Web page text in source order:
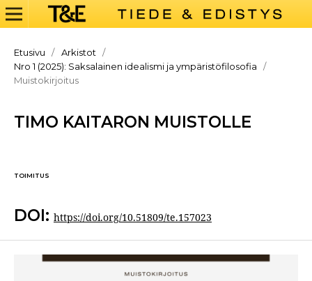
Etusivu / Arkistot
/
Nro 1 (2025): Saksalainen idealismi ja ympäristöfilosofia
/
Muistokirjoitus
TIMO KAITARON MUISTOLLE
TOIMITUS
DOI: https://doi.org/10.51809/te.157023